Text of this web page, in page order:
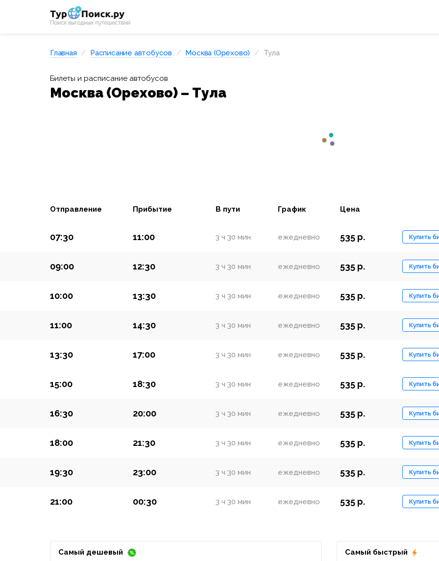
Главная Расписание автобусов Москва (Орехово) Тула
Билеты и расписание автобусов
Москва (Орехово) – Тула
Отправление Прибытие В пути График Цена
07:30 11:00 3 ч 30 мин ежедневно 535 р. Купить
09:00 12:30 3 ч 30 мин ежедневно 535 р. Купить
10:00 13:30 3 ч 30 мин ежедневно 535 р. Купить
11:00 14:30 3 ч 30 мин ежедневно 535 р. Купить
13:30 17:00 3 ч 30 мин ежедневно 535 р. Купить
15:00 18:30 3 ч 30 мин ежедневно 535 р. Купить
16:30 20:00 3 ч 30 мин ежедневно 535 р. Купить
18:00 21:30 3 ч 30 мин ежедневно 535 р. Купить
19:30 23:00 3 ч 30 мин ежедневно 535 р. Купить
21:00 00:30 3 ч 30 мин ежедневно 535 р. Купить
Самый дешевый Самый быстрый